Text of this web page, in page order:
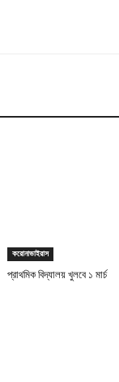
করোনাভাইরাস
প্রাথমিক বিদ্যালয় খুলবে ১ মার্চ